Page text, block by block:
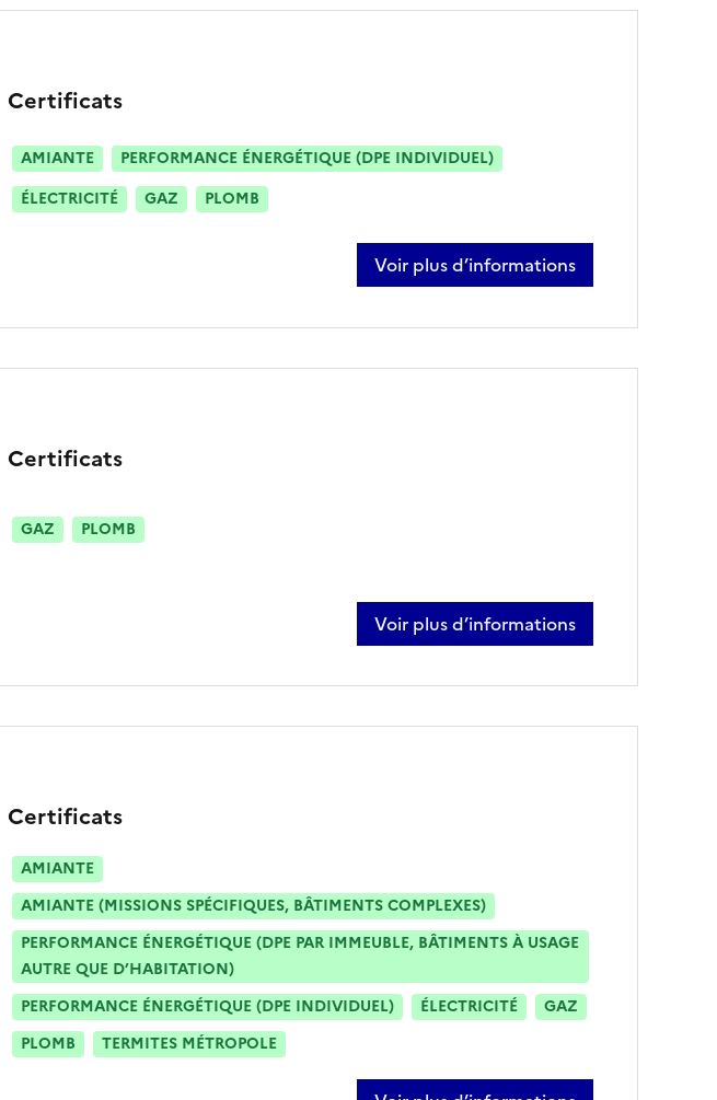
Certificats
AMIANTE
PERFORMANCE ÉNERGÉTIQUE (DPE INDIVIDUEL)
ÉLECTRICITÉ
GAZ PLOMB
Voir plus d’informations
sur ewan courmeaux
Certificats
GAZ PLOMB
Voir plus d’informations
sur joël follias
Certificats
AMIANTE
AMIANTE (MISSIONS SPÉCIFIQUES, BÂTIMENTS COMPLEXES)
PERFORMANCE ÉNERGÉTIQUE (DPE PAR IMMEUBLE, BÂTIMENTS À USAGE
AUTRE QUE D’HABITATION)
PERFORMANCE ÉNERGÉTIQUE (DPE INDIVIDUEL)
ÉLECTRICITÉ
GAZ
PLOMB
TERMITES MÉTROPOLE